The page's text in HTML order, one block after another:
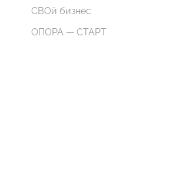
СВОй бизнес
ОПОРА — СТАРТ